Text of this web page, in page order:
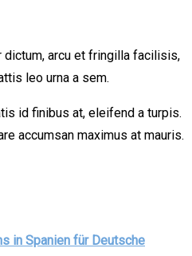
dictum, arcu et fringilla facilisis,
leo urna a sem.
id finibus at, eleifend a turpis.
accumsan maximus at mauris.
in Spanien für Deutsche